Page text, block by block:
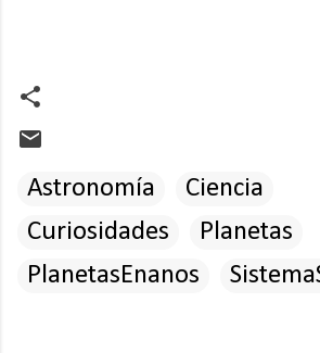
Astronomía
Ciencia
Curiosidades
Planetas
PlanetasEnanos